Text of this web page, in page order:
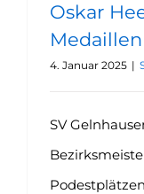
Oskar
4. Januar 2025 |
SV